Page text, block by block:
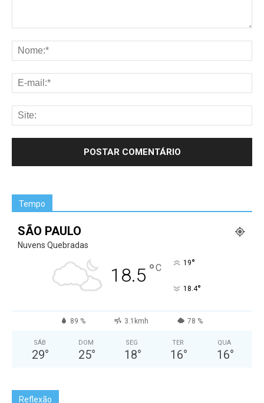
Tempo
SÃO PAULO
Nuvens Quebradas
18.5 °C 19°
18.4°
89 % 3.1kmh 78 %
SÁB
29°
DOM
25°
SEG
18°
TER
16°
QUA
16°
Reflexão